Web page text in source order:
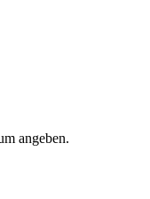
angeben.